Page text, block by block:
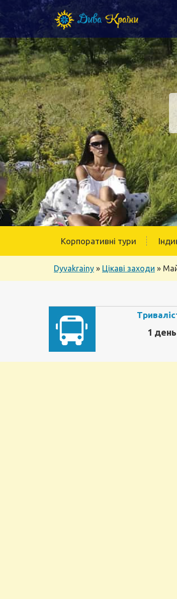
Корпоративні тури
Dyvakrainy » Цікаві заходи »
1 день